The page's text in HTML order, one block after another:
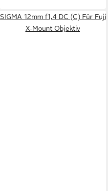
SIGMA 12mm f1,4 DC (C) Für Fuji
X-Mount Objektiv